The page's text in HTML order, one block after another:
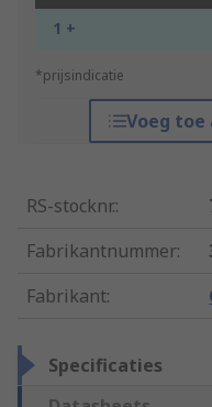
1 +
*prijsindicatie
Voeg
RS-stocknr.:
Fabrikantnummer:
Fabrikant:
Specificaties